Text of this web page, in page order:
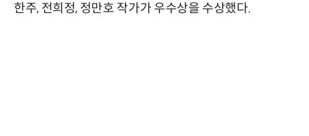
한주, 전희정, 정만호 작가가 우수상을 수상했다.